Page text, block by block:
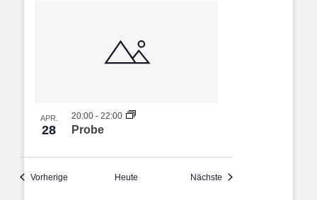
APR.
28 Probe
20:00-22:00
Vorherige Veranstaltungen
Heute Nächste Veranstaltungen